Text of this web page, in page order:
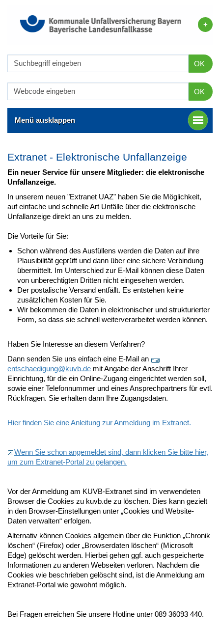
OK
OK
Menü ausklappen
Extranet - Elektronische Unfallanzeige
Ein neuer Service für unsere Mitglieder: die elektronische
Unfallanzeige.
In unserem neuen "Extranet UAZ" haben Sie die Möglichkeit,
auf einfache und schnelle Art Unfälle über die elektronische
Unfallanzeige direkt an uns zu melden.
Die Vorteile für Sie:
Schon während des Ausfüllens werden die Daten auf ihre
Plausibilität geprüft und dann über eine sichere Verbindung
übermittelt. Im Unterschied zur E-Mail können diese Daten
von unberechtigten Dritten nicht eingesehen werden.
Der postalische Versand entfällt. Es entstehen keine
zusätzlichen Kosten für Sie.
Wir bekommen die Daten in elektronischer und strukturierter
Form, so dass sie schnell weiterverarbeitet werden können.
Haben Sie Interesse an diesem Verfahren?
Dann senden Sie uns einfach eine E-Mail an
entschaedigung@kuvb.de mit Angabe der Anschrift Ihrer
Einrichtung, für die ein Online-Zugang eingerichtet werden soll,
sowie einer Telefonnummer und eines Ansprechpartners für evtl.
Rückfragen. Sie erhalten dann Ihre Zugangsdaten.
Hier finden Sie eine Anleitung zur Anmeldung im Extranet.
Wenn Sie schon angemeldet sind, dann klicken Sie bitte hier,
um zum Extranet-Portal zu gelangen.
Vor der Anmeldung am KUVB-Extranet sind im verwendeten
Browser die Cookies zu kuvb.de zu löschen. Dies kann gezielt
in den Browser-Einstellungen unter „Cookies und Website-
Daten verwalten“ erfolgen.
Alternativ können Cookies allgemein über die Funktion „Chronik
löschen“ (Firefox) oder „Browserdaten löschen“ (Microsoft
Edge) gelöscht werden. Hierbei gehen ggf. auch gespeicherte
Informationen zu anderen Webseiten verloren. Nachdem die
Cookies wie beschrieben gelöscht sind, ist die Anmeldung am
Extranet-Portal wie gewohnt möglich.
Bei Fragen erreichen Sie unsere Hotline unter 089 36093 440.